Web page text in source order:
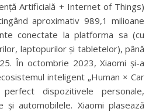
Artificială + Internet of Things)
aproximativ 989,1 milioane
conectate la platforma sa (cu
laptopurilor și tabletelor), până
În octombrie 2023, Xiaomi și-a
inteligent „Human × Car
dispozitivele personale,
automobilele. Xiaomi plasează